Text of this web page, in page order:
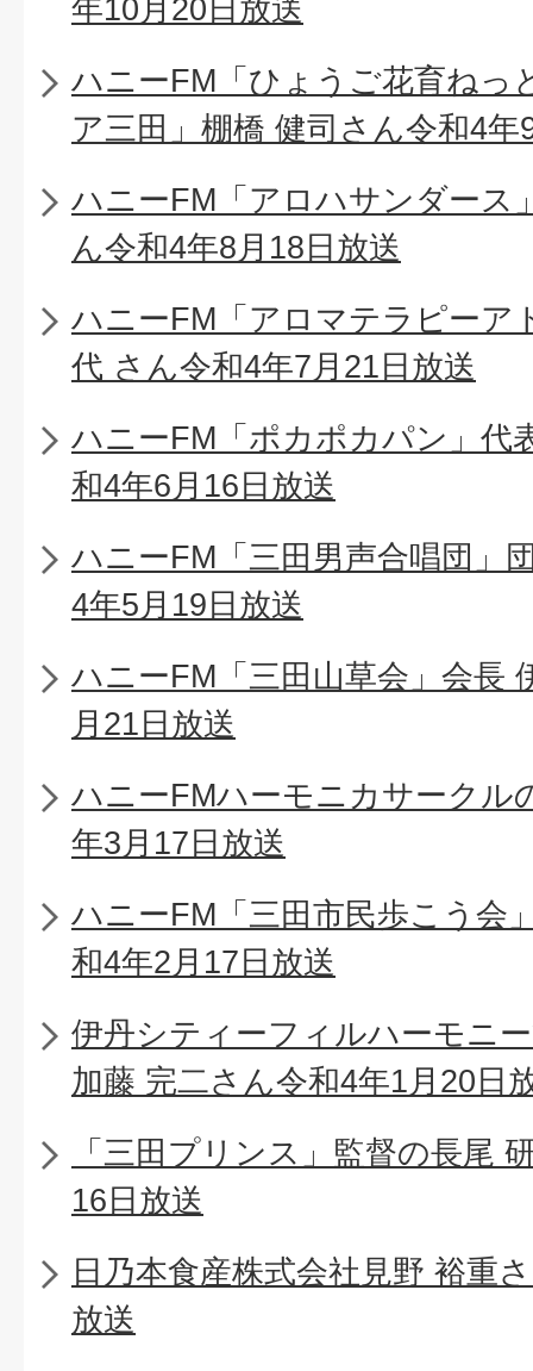
年10月20日放送
ハニーFM「ひょうご花育ねっ
ア三田」棚橋 健司さん令和4年
ハニーFM「アロハサンダース
ん令和4年8月18日放送
ハニーFM「アロマテラピーア
代 さん令和4年7月21日放送
ハニーFM「ポカポカパン」代
和4年6月16日放送
ハニーFM「三田男声合唱団」
4年5月19日放送
ハニーFM「三田山草会」会長
月21日放送
ハニーFMハーモニカサークル
年3月17日放送
ハニーFM「三田市民歩こう会
和4年2月17日放送
伊丹シティーフィルハーモニ
加藤 完二さん令和4年1月20日
「三田プリンス」監督の長尾
16日放送
日乃本食産株式会社見野 裕重
放送